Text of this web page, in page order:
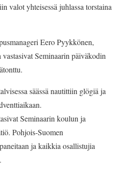
valot yhteisessä juhlassa torstaina
Eero Pyykkönen,
vastasivat Seminaarin päiväkodin
säässä nautittiin glögiä ja
Seminaarin koulun ja
Pohjois-Suomen
ja kaikkia osallistujia